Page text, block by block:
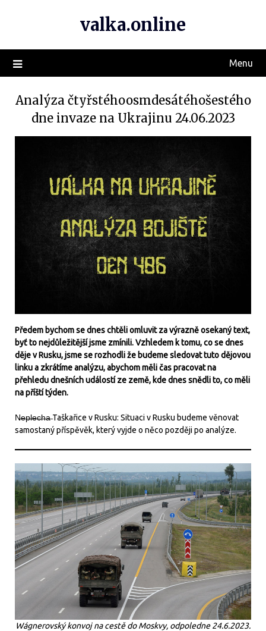
valka.online
Menu
Analýza čtyřstéhoosmdesátéhošestého
dne invaze na Ukrajinu 24.06.2023
Předem bychom se dnes chtěli omluvit za výrazně osekaný text,
byť to nejdůležitější jsme zmínili. Vzhledem k tomu, co se dnes
děje v Rusku, jsme se rozhodli že budeme sledovat tuto dějovou
linku a zkrátíme analýzu, abychom měli čas pracovat na
přehledu dnešních událostí ze země, kde dnes snědli to, co měli
na příští týden.
N̶e̶p̶l̶e̶c̶h̶a̶ Taškařice v Rusku: Situaci v Rusku budeme věnovat
samostaný příspěvěk, který vyjde o něco později po analýze.
Wágnerovský konvoj na cestě do Moskvy, odpoledne 24.6.2023.